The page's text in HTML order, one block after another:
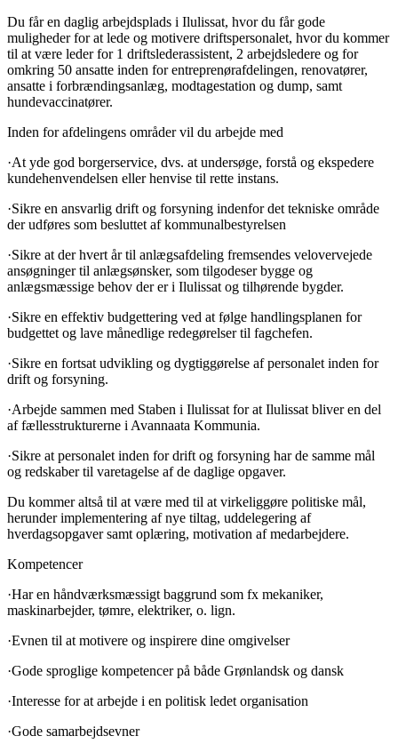
Du får en daglig arbejdsplads i Ilulissat, hvor du får gode
muligheder for at lede og motivere driftspersonalet, hvor du kommer
til at være leder for 1 driftslederassistent, 2 arbejdsledere og for
omkring 50 ansatte inden for entreprenørafdelingen, renovatører,
ansatte i forbrændingsanlæg, modtagestation og dump, samt
hundevaccinatører.
Inden for afdelingens områder vil du arbejde med
·At yde god borgerservice, dvs. at undersøge, forstå og ekspedere
kundehenvendelsen eller henvise til rette instans.
·Sikre en ansvarlig drift og forsyning indenfor det tekniske område
der udføres som besluttet af kommunalbestyrelsen
·Sikre at der hvert år til anlægsafdeling fremsendes velovervejede
ansøgninger til anlægsønsker, som tilgodeser bygge og
anlægsmæssige behov der er i Ilulissat og tilhørende bygder.
·Sikre en effektiv budgettering ved at følge handlingsplanen for
budgettet og lave månedlige redegørelser til fagchefen.
·Sikre en fortsat udvikling og dygtiggørelse af personalet inden for
drift og forsyning.
·Arbejde sammen med Staben i Ilulissat for at Ilulissat bliver en del
af fællesstrukturerne i Avannaata Kommunia.
·Sikre at personalet inden for drift og forsyning har de samme mål
og redskaber til varetagelse af de daglige opgaver.
Du kommer altså til at være med til at virkeliggøre politiske mål,
herunder implementering af nye tiltag, uddelegering af
hverdagsopgaver samt oplæring, motivation af medarbejdere.
Kompetencer
·Har en håndværksmæssigt baggrund som fx mekaniker,
maskinarbejder, tømre, elektriker, o. lign.
·Evnen til at motivere og inspirere dine omgivelser
·Gode sproglige kompetencer på både Grønlandsk og dansk
·Interesse for at arbejde i en politisk ledet organisation
·Gode samarbejdsevner